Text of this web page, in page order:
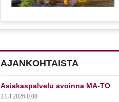
AJANKOHTAISTA
Asiakaspalvelu avoinna MA-TO
23.3.2026 0.00